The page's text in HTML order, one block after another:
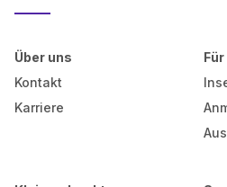
Über uns
Kontakt
Karriere